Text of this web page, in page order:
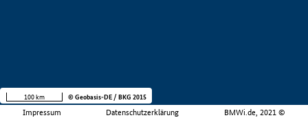
Impressum Datenschutzerklärung BMWi.de, 2021 ©
100 km © Geobasis-DE / BKG 2015